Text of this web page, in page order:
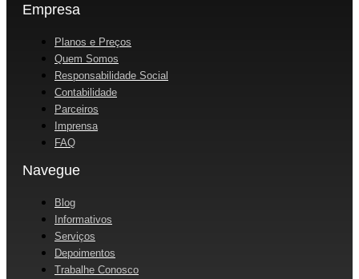
Empresa
Planos e Preços
Quem Somos
Responsabilidade Social
Contabilidade
Parceiros
Imprensa
FAQ
Navegue
Blog
Informativos
Serviços
Depoimentos
Trabalhe Conosco